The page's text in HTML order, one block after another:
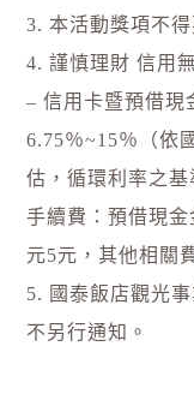
3. 本活動獎項不
4.謹慎理財 信用
– 信用卡暨預借現
6.75％~15％（依
估，循環利率之
手續費：預借現
元5元，其他相關
5. 國泰飯店觀光
不另行通知。